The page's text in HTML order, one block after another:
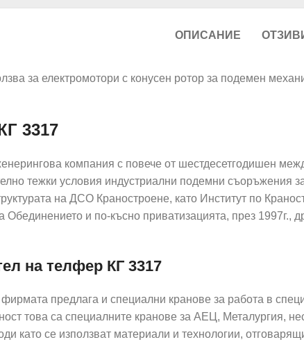
ОПИСАНИЕ
за електромотори с конусен ротор за подемен
3317
компания с повече от шестдесетгодишен
тежки условия индустриални подемни съоръжения
на ДСО Краностроене, като Институт по
и по-късно приватизацията, през 1997г.,
на телфер КГ 3317
предлага и специални кранове за работа в
това са специалните кранове за АЕЦ, Металургия,
като се използват материали и технологии,